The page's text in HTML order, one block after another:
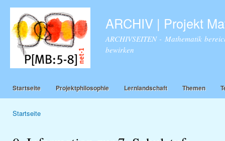
ARCHIV | Projekt
ARCHIVSEITEN - Mathematik
bewirken
Startseite Projektphilosophie Lernlandschaft Themen
Startseite